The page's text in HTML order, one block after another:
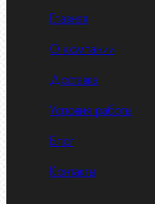
Главная
О компании
Доставка
Условия работы
Блог
Контакты